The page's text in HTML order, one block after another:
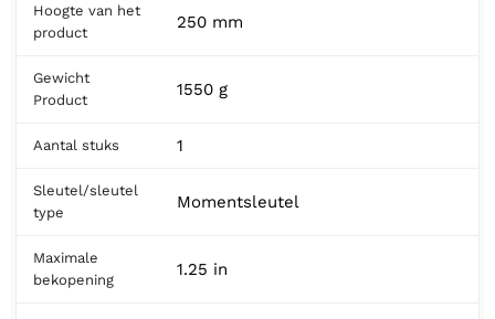
Hoogte van het
product
250 mm
Gewicht
Product
1550 g
Aantal stuks 1
Sleutel/sleutel
type
Momentsleutel
Maximale
bekopening
1.25 in